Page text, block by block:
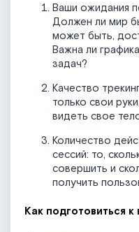
Ваши ожидания
Должен ли мир
может быть,
Важна ли
задач?
Качество
только свои
видеть свое
Количество
сессий: то,
совершить и
получить
Как подготовиться